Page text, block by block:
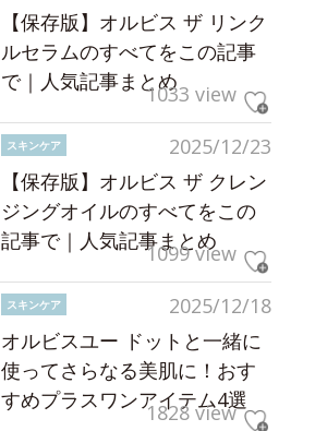
【保存版】オルビス ザ リンク
ルセラムのすべてをこの記事
で｜人気記事まとめ1033 view
2025/12/23
スキンケア
【保存版】オルビス ザ クレン
ジングオイルのすべてをこの
記事で｜人気記事まとめ
1099 view
2025/12/18
スキンケア
オルビスユー ドットと一緒に
使ってさらなる美肌に！おす
すめプラスワンアイテム4選
1828 view